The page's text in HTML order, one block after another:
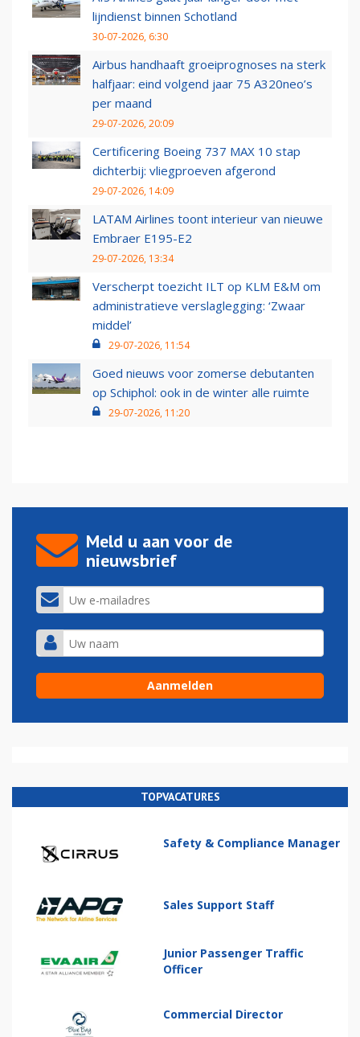
lijndienst binnen Schotland
30-07-2026, 6:30
Airbus handhaaft groeiprognoses na sterk
halfjaar: eind volgend jaar 75 A320neo’s
per maand
29-07-2026, 20:09
Certificering Boeing 737 MAX 10 stap
dichterbij: vliegproeven afgerond
29-07-2026, 14:09
LATAM Airlines toont interieur van nieuwe
Embraer E195-E2
29-07-2026, 13:34
Verscherpt toezicht ILT op KLM E&M om
administratieve verslaglegging: ‘Zwaar
middel’
29-07-2026, 11:54
Goed nieuws voor zomerse debutanten
op Schiphol: ook in de winter alle ruimte
29-07-2026, 11:20
Meld u aan voor de
nieuwsbrief
TOPVACATURES
Safety & Compliance Manager
Sales Support Staff
Junior Passenger Traffic
Officer
Commercial Director